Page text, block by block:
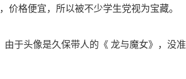
价格便宜，所以被不少学生党视为宝藏。
于头像是久保带人的《 龙与魔女》，没准